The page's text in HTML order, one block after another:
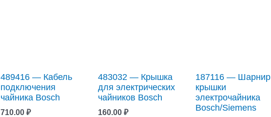
489416 — Кабель
подключения
чайника Bosch
710.00 ₽
483032 — Крышка
для электрических
чайников Bosch
160.00 ₽
187116 — Шарнир
крышки
электрочайника
Bosch/Siemens